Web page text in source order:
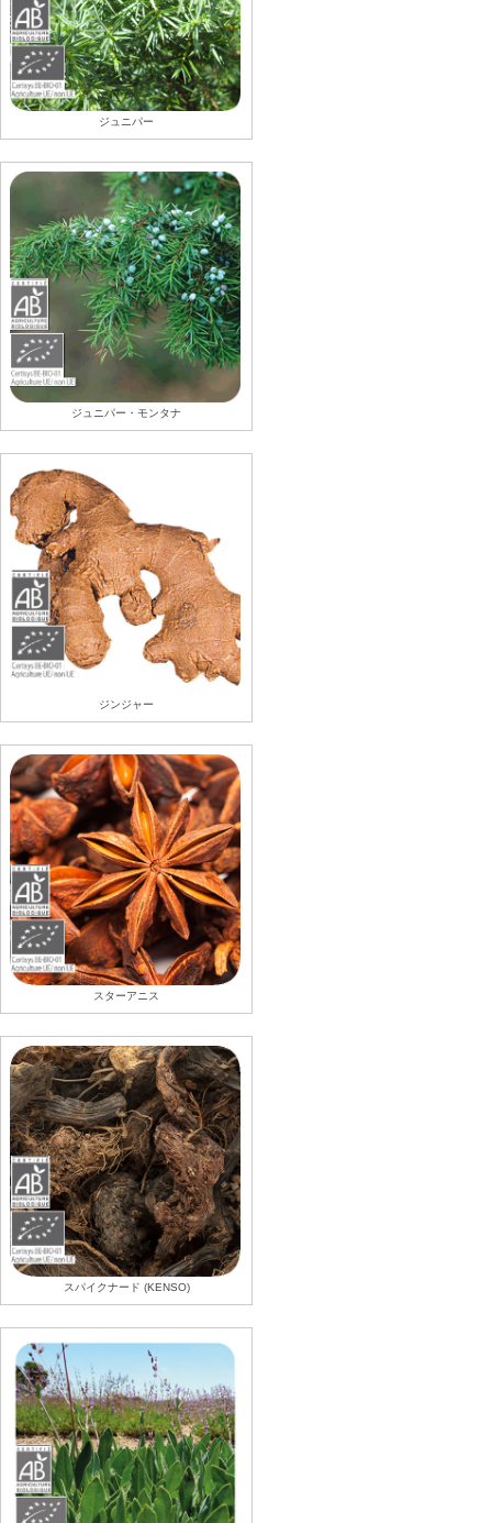
ジュニパー
ジュニパー・モンタナ
ジンジャー
スターアニス
スパイクナード (KENSO)